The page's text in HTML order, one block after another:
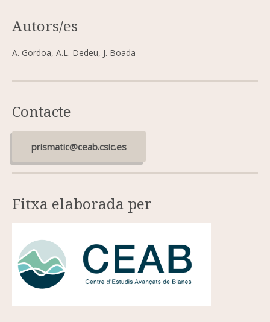
Autors/es
A. Gordoa, A.L. Dedeu, J. Boada
Contacte
prismatic@ceab.csic.es
Fitxa elaborada per